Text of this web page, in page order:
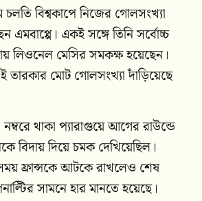
বিশ্বকাপে নিজের গোলসংখ্যা
এমবাপ্পে। একই সঙ্গে তিনি সর্বোচ্চ
লিওনেল মেসির সমকক্ষ হয়েছেন।
তারকার মোট গোলসংখ্যা দাঁড়িয়েছে
নম্বরে থাকা প্যারাগুয়ে আগের রাউন্ডে
বিদায় দিয়ে চমক দেখিয়েছিল।
ফ্রান্সকে আটকে রাখলেও শেষ
সামনে হার মানতে হয়েছে।